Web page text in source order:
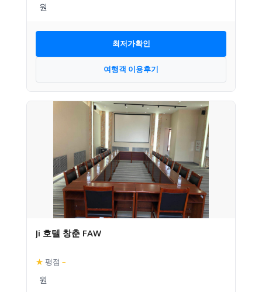
최저가확인
여행객 이용후기
Ji 호텔 창춘 FAW
★ 평점 –